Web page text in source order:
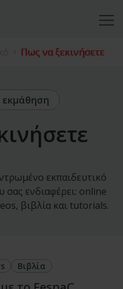
Πως να ξεκινήσετε
εκμάθηση
εκπαιδευτικό
σας ενδιαφέρει: online
βιβλία και tutorials.
Βιβλία